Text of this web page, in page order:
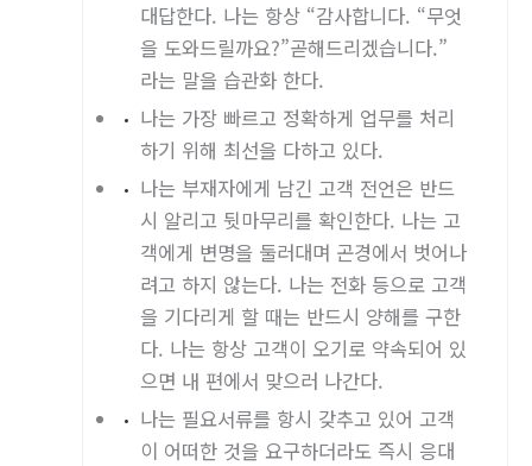
대답한다. 나는 항상 “감사합니다. “무엇
을 도와드릴까요?”곧해드리겠습니다.”
라는 말을 습관화 한다.
나는 가장 빠르고 정확하게 업무를 처리
하기 위해 최선을 다하고 있다.
나는 부재자에게 남긴 고객 전언은 반드
시 알리고 뒷마무리를 확인한다. 나는 고
객에게 변명을 둘러대며 곤경에서 벗어나
려고 하지 않는다. 나는 전화 등으로 고객
을 기다리게 할 때는 반드시 양해를 구한
다. 나는 항상 고객이 오기로 약속되어 있
으면 내 편에서 맞으러 나간다.
나는 필요서류를 항시 갖추고 있어 고객
이 어떠한 것을 요구하더라도 즉시 응대